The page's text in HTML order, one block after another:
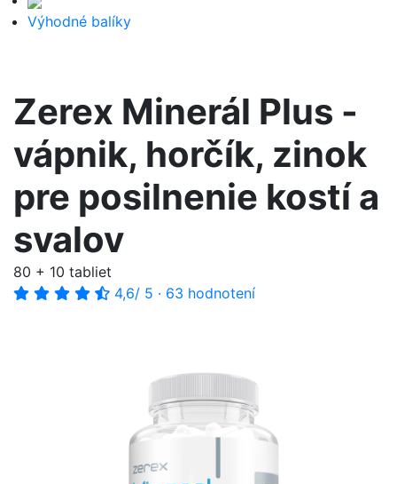
Výhodné balíky
Zerex Minerál Plus -
vápnik, horčík, zinok
pre posilnenie kostí a
svalov
80 + 10 tabliet
4,6/ 5 · 63 hodnotení